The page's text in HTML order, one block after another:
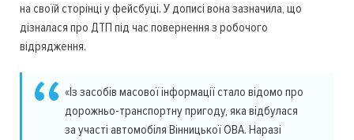
на своїй сторінці у фейсбуці. У дописі вона зазначила, що
дізналася про ДТП під час повернення з робочого
відрядження.
«Із засобів масової інформації стало відомо про
дорожньо-транспортну пригоду, яка відбулася
за участі автомобіля Вінницької ОВА. Наразі